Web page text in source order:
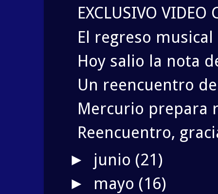
EXCLUSIVO VIDEO
El regreso
Hoy salio la nota
Un reencuentro
Mercurio prepara
Reencuentro,
► junio (21)
► mayo (16)